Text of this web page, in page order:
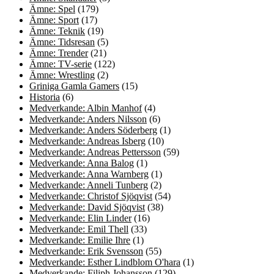
Ämne: Spel (179)
Ämne: Sport (17)
Ämne: Teknik (19)
Ämne: Tidsresan (5)
Ämne: Trender(21)
Ämne: TV-serie (122)
Ämne: Wrestling (2)
Griniga Gamla Gamers (15)
Historia (6)
Medverkande: Albin Manhof(4)
Medverkande: Anders Nilsson (6)
Medverkande: Anders Söderberg (1)
Medverkande: Andreas Isberg (10)
Medverkande: Andreas Pettersson (59)
Medverkande: Anna Balog (1)
Medverkande: Anna Warnberg (1)
Medverkande: Anneli Tunberg (2)
Medverkande: Christof Sjöqvist (54)
Medverkande: David Sjöqvist (38)
Medverkande: Elin Linder(16)
Medverkande: Emil Thell (33)
Medverkande: Emilie Ihre (1)
Medverkande: Erik Svensson (55)
Medverkande: Esther Lindblom O'hara (1)